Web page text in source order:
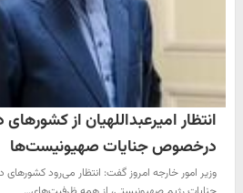
انتظار امیرعبداللهیان از
درخصوص جنایات صهیونیست‌ها
وزیر امور خارجه امروز گفت: انتظار می‌رود